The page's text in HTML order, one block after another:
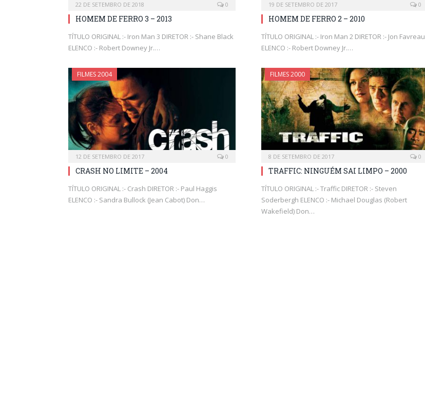
22 DE SETEMBRO DE 2018 0
HOMEM DE FERRO 3 – 2013
TÍTULO ORIGINAL :- Iron Man 3 DIRETOR :- Shane Black
ELENCO :- Robert Downey Jr.…
19 DE SETEMBRO DE 2017 0
HOMEM DE FERRO 2 – 2010
TÍTULO ORIGINAL :- Iron Man 2 DIRETOR :- Jon Favreau
ELENCO :- Robert Downey Jr.…
FILMES 2004
12 DE SETEMBRO DE 2017 0
CRASH NO LIMITE – 2004
TÍTULO ORIGINAL :- Crash DIRETOR :- Paul Haggis
ELENCO :- Sandra Bullock (Jean Cabot) Don…
FILMES 2000
8 DE SETEMBRO DE 2017 0
TRAFFIC: NINGUÉM SAI LIMPO – 2000
TÍTULO ORIGINAL :- Traffic DIRETOR :- Steven
Soderbergh ELENCO :- Michael Douglas (Robert
Wakefield) Don…